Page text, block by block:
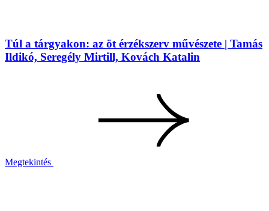
Túl a tárgyakon: az öt érzékszerv művészete | Tamás
Ildikó, Seregély Mirtill, Kovách Katalin
Megtekintés